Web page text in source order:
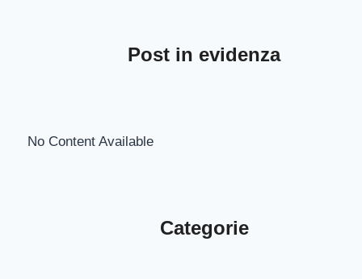
Post in evidenza
No Content Available
Categorie